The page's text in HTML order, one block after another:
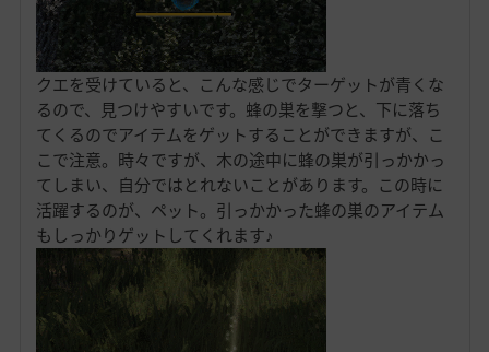
クエを受けていると、こんな感じでターゲットが青くな
るので、見つけやすいです。蜂の巣を撃つと、下に落ち
てくるのでアイテムをゲットすることができますが、こ
こで注意。時々ですが、木の途中に蜂の巣が引っかかっ
てしまい、自分ではとれないことがあります。この時に
活躍するのが、ペット。引っかかった蜂の巣のアイテム
もしっかりゲットしてくれます♪